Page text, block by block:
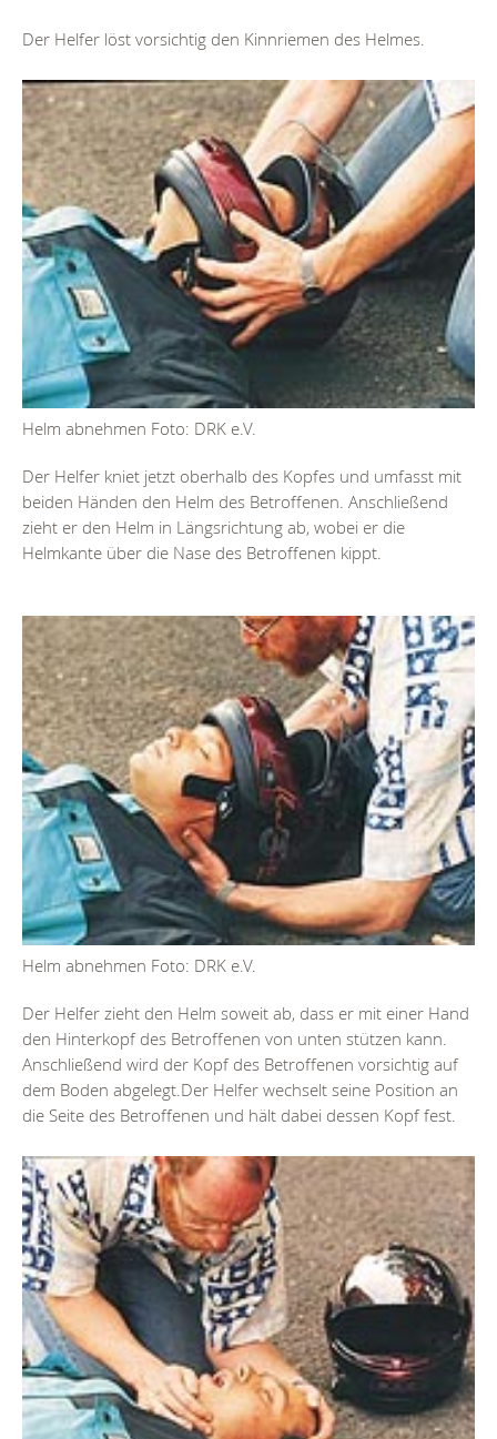
Der Helfer löst vorsichtig den Kinnriemen des Helmes.
Helm abnehmen Foto: DRK e.V.
Der Helfer kniet jetzt oberhalb des Kopfes und umfasst mit
beiden Händen den Helm des Betroffenen. Anschließend
zieht er den Helm in Längsrichtung ab, wobei er die
Helmkante über die Nase des Betroffenen kippt.
Helm abnehmen Foto: DRK e.V.
Der Helfer zieht den Helm soweit ab, dass er mit einer Hand
den Hinterkopf des Betroffenen von unten stützen kann.
Anschließend wird der Kopf des Betroffenen vorsichtig auf
dem Boden abgelegt.Der Helfer wechselt seine Position an
die Seite des Betroffenen und hält dabei dessen Kopf fest.